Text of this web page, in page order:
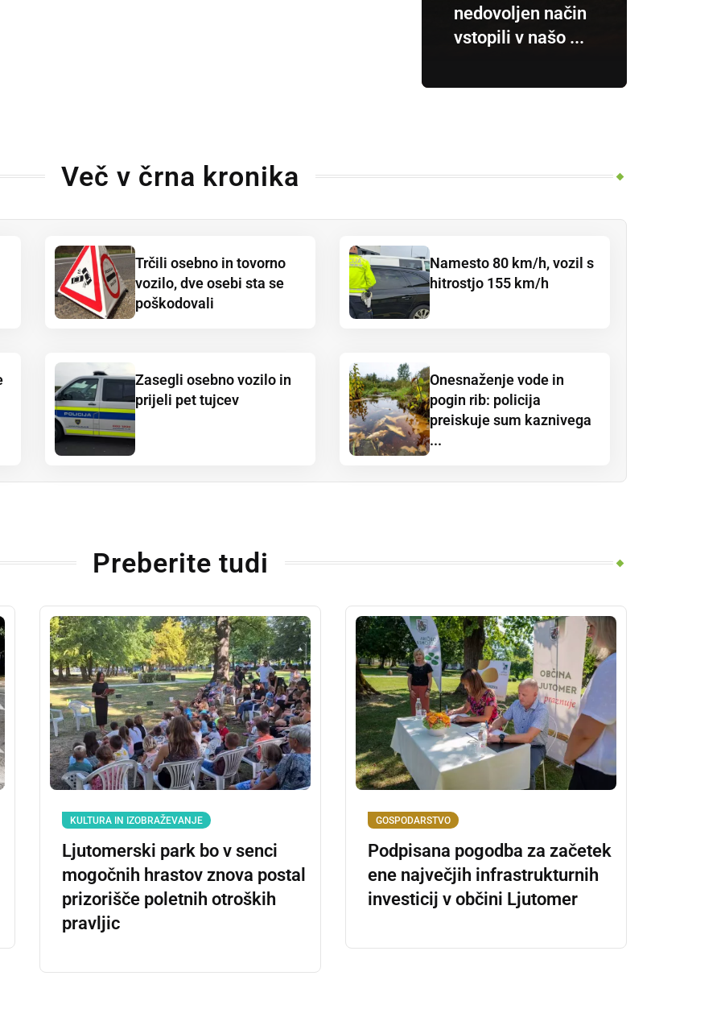
nedovoljen način
vstopili v našo ...
Več v črna kronika
Trčili osebno in tovorno
vozilo, dve osebi sta se
poškodovali
Namesto 80 km/h, vozil s
hitrostjo 155 km/h
Zasegli osebno vozilo in
prijeli pet tujcev
Onesnaženje vode in
pogin rib: policija
preiskuje sum kaznivega
...
Preberite tudi
KULTURA IN IZOBRAŽEVANJE
Ljutomerski park bo v senci
mogočnih hrastov znova postal
prizorišče poletnih otroških
pravljic
GOSPODARSTVO
Podpisana pogodba za začetek
ene največjih infrastrukturnih
investicij v občini Ljutomer